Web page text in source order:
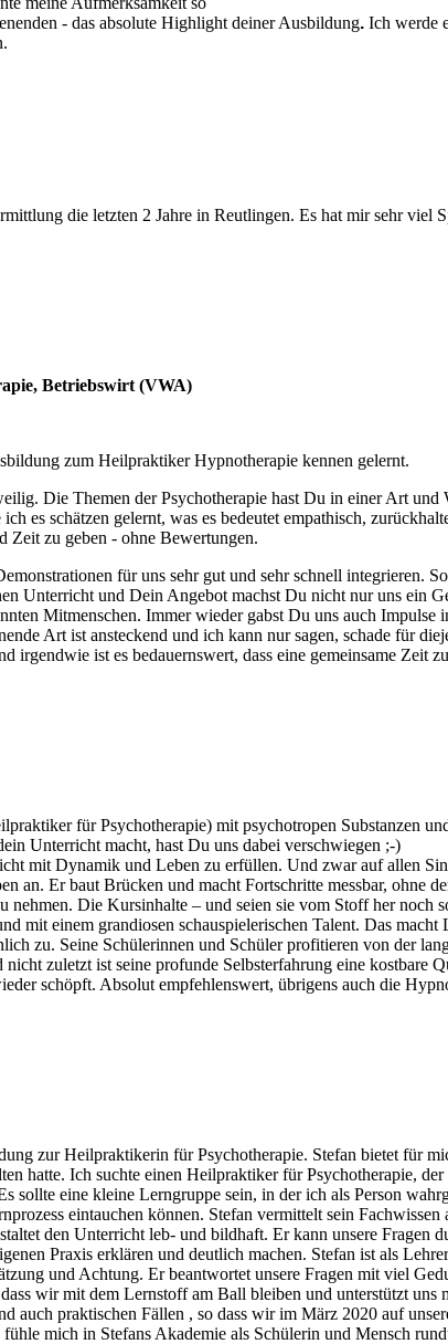
- das absolute Highlight deiner Ausbildung. Ich werde
die letzten 2 Jahre in Reutlingen. Es hat mir sehr viel
Betriebswirt (VWA)
zum Heilpraktiker Hypnotherapie kennen gelernt.
Die Themen der Psychotherapie hast Du in einer Art und
es schätzen gelernt, was es bedeutet empathisch,
Zeit zu geben - ohne Bewertungen.
für uns sehr gut und sehr schnell integrieren.
Unterricht und Dein Angebot machst Du nicht nur uns ein
Mitmenschen. Immer wieder gabst Du uns auch Impulse
Art ist ansteckend und ich kann nur sagen, schade für
irgendwie ist es bedauernswert, dass eine gemeinsame Zeit
für Psychotherapie) mit psychotropen Substanzen
Unterricht macht, hast Du uns dabei verschwiegen ;-)
mit Dynamik und Leben zu erfüllen. Und zwar auf allen
an. Er baut Brücken und macht Fortschritte messbar, ohne
Die Kursinhalte – und seien sie vom Stoff her noch
mit einem grandiosen schauspielerischen Talent. Das macht
zu. Seine Schülerinnen und Schüler profitieren von der
zuletzt ist seine profunde Selbsterfahrung eine kostbare
schöpft. Absolut empfehlenswert, übrigens auch die
zur Heilpraktikerin für Psychotherapie. Stefan bietet für
hatte. Ich suchte einen Heilpraktiker für Psychotherapie,
sollte eine kleine Lerngruppe sein, in der ich als Person
eintauchen können. Stefan vermittelt sein Fachwissen
den Unterricht leb- und bildhaft. Er kann unsere Fragen
Praxis erklären und deutlich machen. Stefan ist als
und Achtung. Er beantwortet unsere Fragen mit viel
wir mit dem Lernstoff am Ball bleiben und unterstützt uns
auch praktischen Fällen , so dass wir im März 2020 auf
mich in Stefans Akademie als Schülerin und Mensch